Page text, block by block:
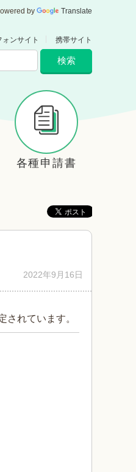
by Translate
ンサイト 携帯サイト
各種申請書
2022年9月16日
れています。